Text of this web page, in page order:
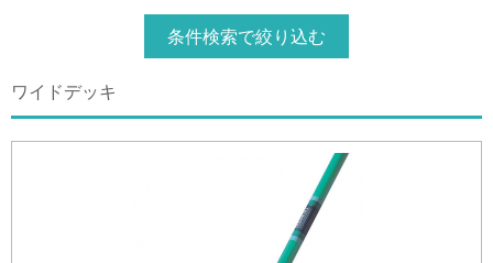
条件検索で絞り込む
ワイドデッキ